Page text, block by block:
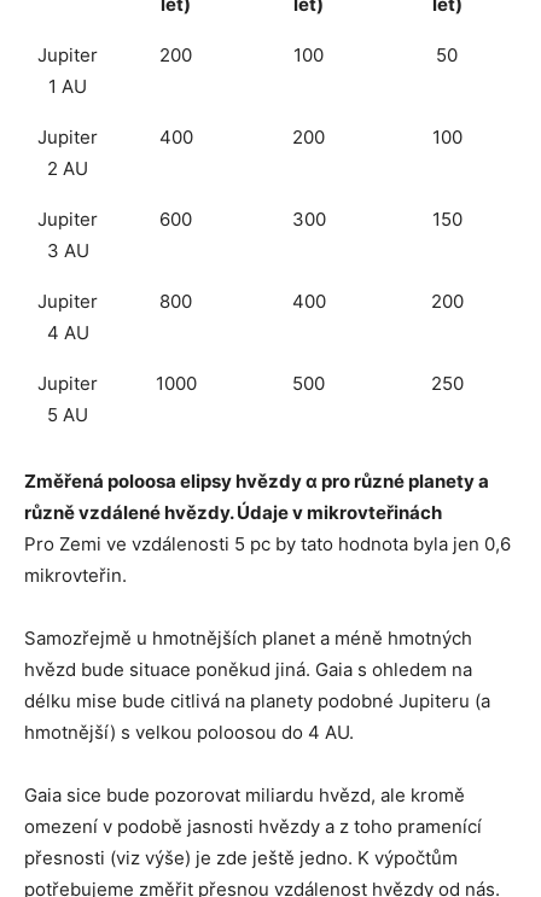
Jupiter
1 AU
200 100 50
Jupiter
2 AU
400 200 100
Jupiter
3 AU
600 300 150
Jupiter
4 AU
800 400 200
Jupiter
5 AU
1000 500 250
Změřená poloosa elipsy hvězdy α pro různé planety a
různě vzdálené hvězdy.Údaje v mikrovteřinách
Pro Zemi ve vzdálenosti 5 pc by tato hodnota byla jen 0,6
mikrovteřin.
Samozřejmě u hmotnějších planet a méně hmotných
hvězd bude situace poněkud jiná. Gaia s ohledem na
délku mise bude citlivá na planety podobné Jupiteru (a
hmotnější) s velkou poloosou do 4 AU.
Gaia sice bude pozorovat miliardu hvězd, ale kromě
omezení v podobě jasnosti hvězdy a z toho pramenící
přesnosti (viz výše) je zde ještě jedno. K výpočtům
potřebujeme změřit přesnou vzdálenost hvězdy od nás.